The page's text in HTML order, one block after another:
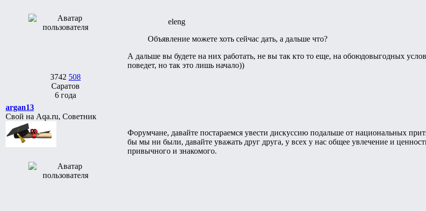
3742 508
Саратов
6 года
eleng
Объявление можете хоть сейчас дать, а дальше что?
А дальше вы будете на них работать, не вы так кто то еще, на обоюдовыгодных
поведет, но так это лишь начало))
argan13
Свой на Aqa.ru, Советник
Форумчане, давайте постараемся увести дискуссию подальше от национальных
бы мы ни были, давайте уважать друг друга, у всех у нас общее увлечение и
привычного и знакомого.